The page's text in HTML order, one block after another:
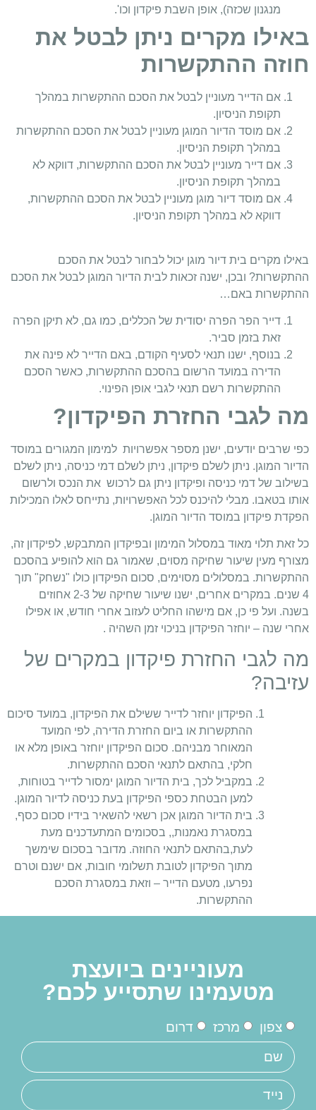
מנגנון שכזה), אופן השבת פיקדון וכו'.
באילו מקרים ניתן לבטל את
חוזה ההתקשרות
אם הדייר מעוניין לבטל את הסכם ההתקשרות במהלך
תקופת הניסיון.
אם מוסד הדיור המוגן מעוניין לבטל את הסכם ההתקשרות
במהלך תקופת הניסיון.
אם דייר מעוניין לבטל את הסכם ההתקשרות, דווקא לא
במהלך תקופת הניסיון.
אם מוסד דיור מוגן מעוניין לבטל את הסכם ההתקשרות,
דווקא לא במהלך תקופת הניסיון.
באילו מקרים בית דיור מוגן יכול לבחור לבטל את הסכם
ההתקשרות? ובכן, ישנה זכאות לבית הדיור המוגן לבטל את הסכם
ההתקשרות באם…
דייר הפר הפרה יסודית של הכללים, כמו גם, לא תיקן הפרה
זאת בזמן סביר.
בנוסף, ישנו תנאי לסעיף הקודם, באם הדייר לא פינה את
הדירה במועד הרשום בהסכם ההתקשרות, כאשר הסכם
ההתקשרות רשם תנאי לגבי אופן הפינוי.
מה לגבי החזרת הפיקדון?
כפי שרבים יודעים, ישנן מספר אפשרויות למימון המגורים במוסד
הדיור המוגן. ניתן לשלם פיקדון, ניתן לשלם דמי כניסה, ניתן לשלם
בשילוב של דמי כניסה ופיקדון ניתן גם לרכוש את הנכס ולרשום
אותו בטאבו. מבלי להיכנס לכל האפשרויות, נתייחס לאלו המכילות
הפקדת פיקדון במוסד הדיור המוגן.
כל זאת תלוי מאוד במסלול המימון ובפיקדון המתבקש, לפיקדון זה,
מצורף מעין שיעור שחיקה מסוים, שאמור גם הוא להופיע בהסכם
ההתקשרות. במסלולים מסוימים, סכום הפיקדון כולו "נשחק" תוך
4 שנים. במקרים אחרים, ישנו שיעור שחיקה של 2-3 אחוזים
בשנה. ועל פי כן, אם מישהו החליט לעזוב אחרי חודש, או אפילו
אחרי שנה – יוחזר הפיקדון בניכוי זמן השהיה .
מה לגבי החזרת פיקדון במקרים של
עזיבה?
הפיקדון יוחזר לדייר ששילם את הפיקדון, במועד סיכום
ההתקשרות או ביום החזרת הדירה, לפי המועד
המאוחר מבניהם. סכום הפיקדון יוחזר באופן מלא או
חלקי, בהתאם לתנאי הסכם ההתקשרות.
במקביל לכך, בית הדיור המוגן ימסור לדייר בטוחות,
למען הבטחת כספי הפיקדון בעת כניסה לדיור המוגן.
בית הדיור המוגן אכן רשאי להשאיר בידיו סכום כסף,
במסגרת נאמנות,, בסכומים המתעדכנים מעת
לעת,בהתאם לתנאי החוזה. מדובר בסכום שימשך
מתוך הפיקדון לטובת תשלומי חובות, אם ישנם וטרם
נפרעו, מטעם הדייר – וזאת במסגרת הסכם
ההתקשרות.
מעוניינים ביועצת
מטעמינו שתסייע לכם?
צפון מרכז דרום